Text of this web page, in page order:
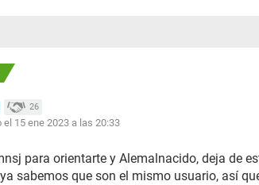
26
el 15 ene 2023 a las 20:33
para orientarte y Alemalnacido, deja de
sabemos que son el mismo usuario, así